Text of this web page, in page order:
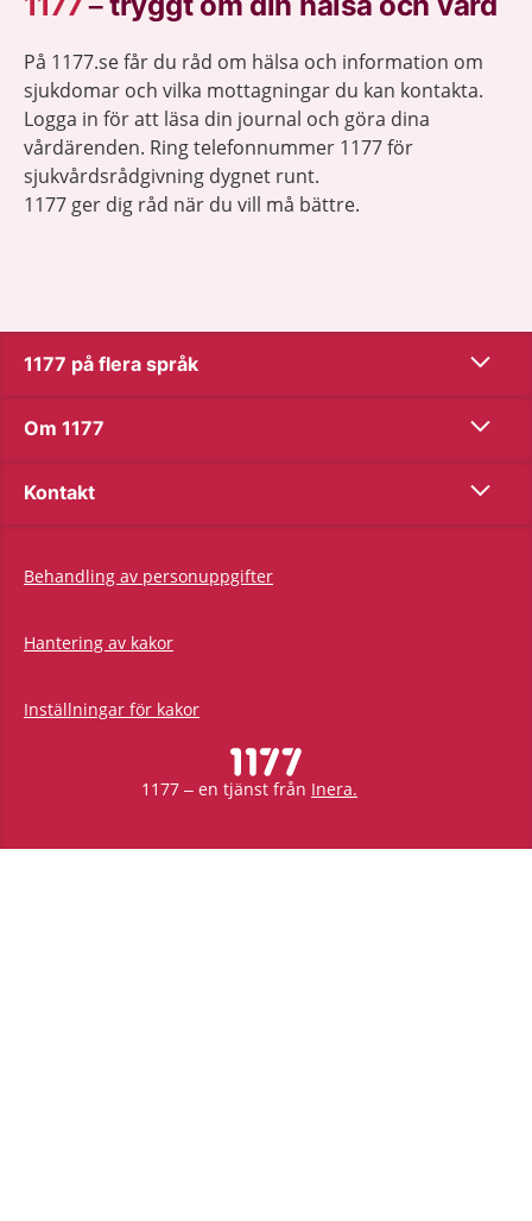
På 1177.se får du råd om hälsa och information om
sjukdomar och vilka mottagningar du kan kontakta.
Logga in för att läsa din journal och göra dina
vårdärenden. Ring telefonnummer 1177 för
sjukvårdsrådgivning dygnet runt.
1177 ger dig råd när du vill må bättre.
1177 på flera språk Show
Om 1177 Show
Kontakt Show
Behandling av personuppgifter
Hantering av kakor
Inställningar för kakor
1177 – en tjänst från Inera.